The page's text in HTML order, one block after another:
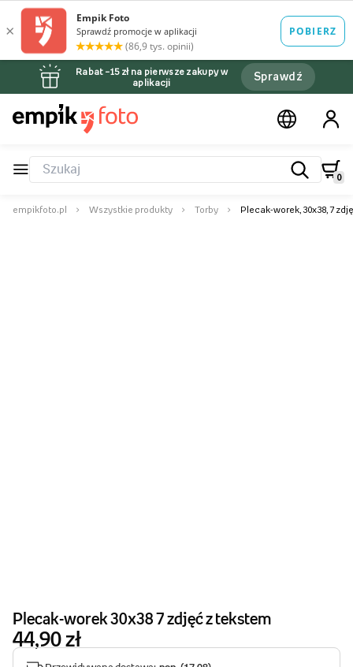
Rabat –15 zł na pierwsze zakupy w
aplikacji
Sprawdź
0
empikfoto.pl Wszystkie produkty Torby Plecak-worek, 30x38, 7